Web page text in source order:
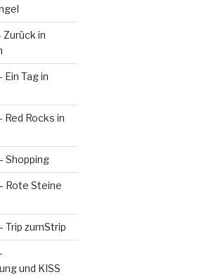
Zurück in
Ein Tag in
Red Rocks in
Shopping
Rote Steine
Trip zumStrip
und KISS